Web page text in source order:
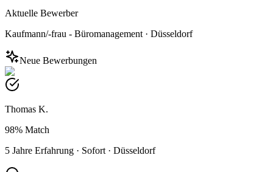
Aktuelle Bewerber
Kaufmann/-frau - Büromanagement · Düsseldorf
Neue Bewerbungen
Thomas K.
98% Match
5 Jahre Erfahrung · Sofort · Düsseldorf